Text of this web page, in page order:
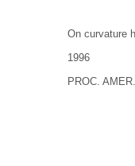
On curvature
1996
PROC.